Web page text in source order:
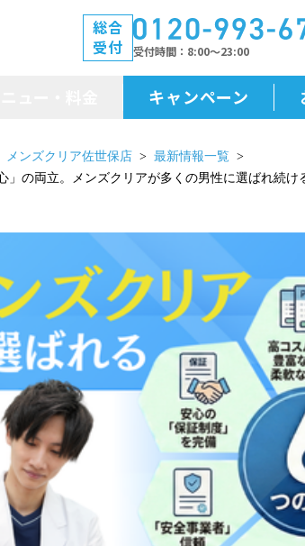
総合
受付
受付時間 8:00～23:00
メニュー・料金
キャンペーン
メンズクリア佐世保店
最新情報一覧
」の両立。メンズクリアが多くの男性に選ばれ続け